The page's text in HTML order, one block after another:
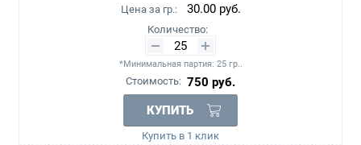
Цена за гр.: 30.00 руб.
Количество:
*Минимальная партия: 25 гр..
Стоимость: 750 руб.
КУПИТЬ
Купить в 1 клик